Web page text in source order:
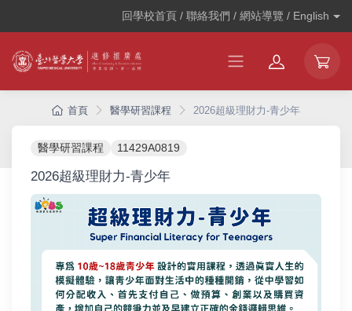
回學校首頁 / 聯絡我們 / 網站導覽 / English
首頁 醫學研習課程 2026超級理財力-青少年
醫學研習課程 11429A0819
2026超級理財力-青少年